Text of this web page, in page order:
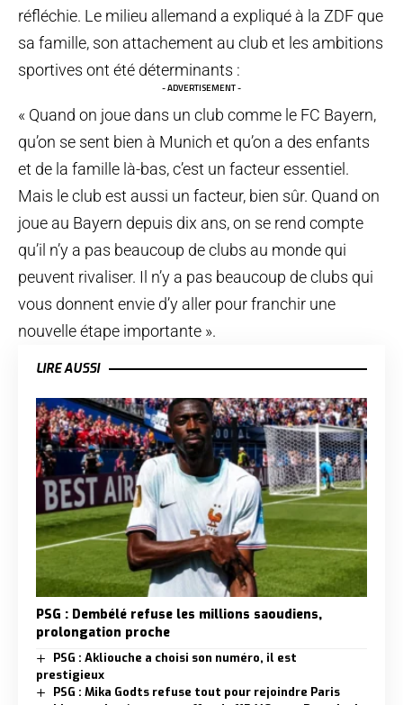
réfléchie. Le milieu allemand a expliqué à la ZDF que
sa famille, son attachement au club et les ambitions
sportives ont été déterminants :
- ADVERTISEMENT -
« Quand on joue dans un club comme le FC Bayern,
qu’on se sent bien à Munich et qu’on a des enfants
et de la famille là-bas, c’est un facteur essentiel.
Mais le club est aussi un facteur, bien sûr. Quand on
joue au Bayern depuis dix ans, on se rend compte
qu’il n’y a pas beaucoup de clubs au monde qui
peuvent rivaliser. Il n’y a pas beaucoup de clubs qui
vous donnent envie d’y aller pour franchir une
nouvelle étape importante ».
LIRE AUSSI
PSG : Dembélé refuse les millions saoudiens,
prolongation proche
PSG : Akliouche a choisi son numéro, il est
prestigieux
PSG : Mika Godts refuse tout pour rejoindre Paris